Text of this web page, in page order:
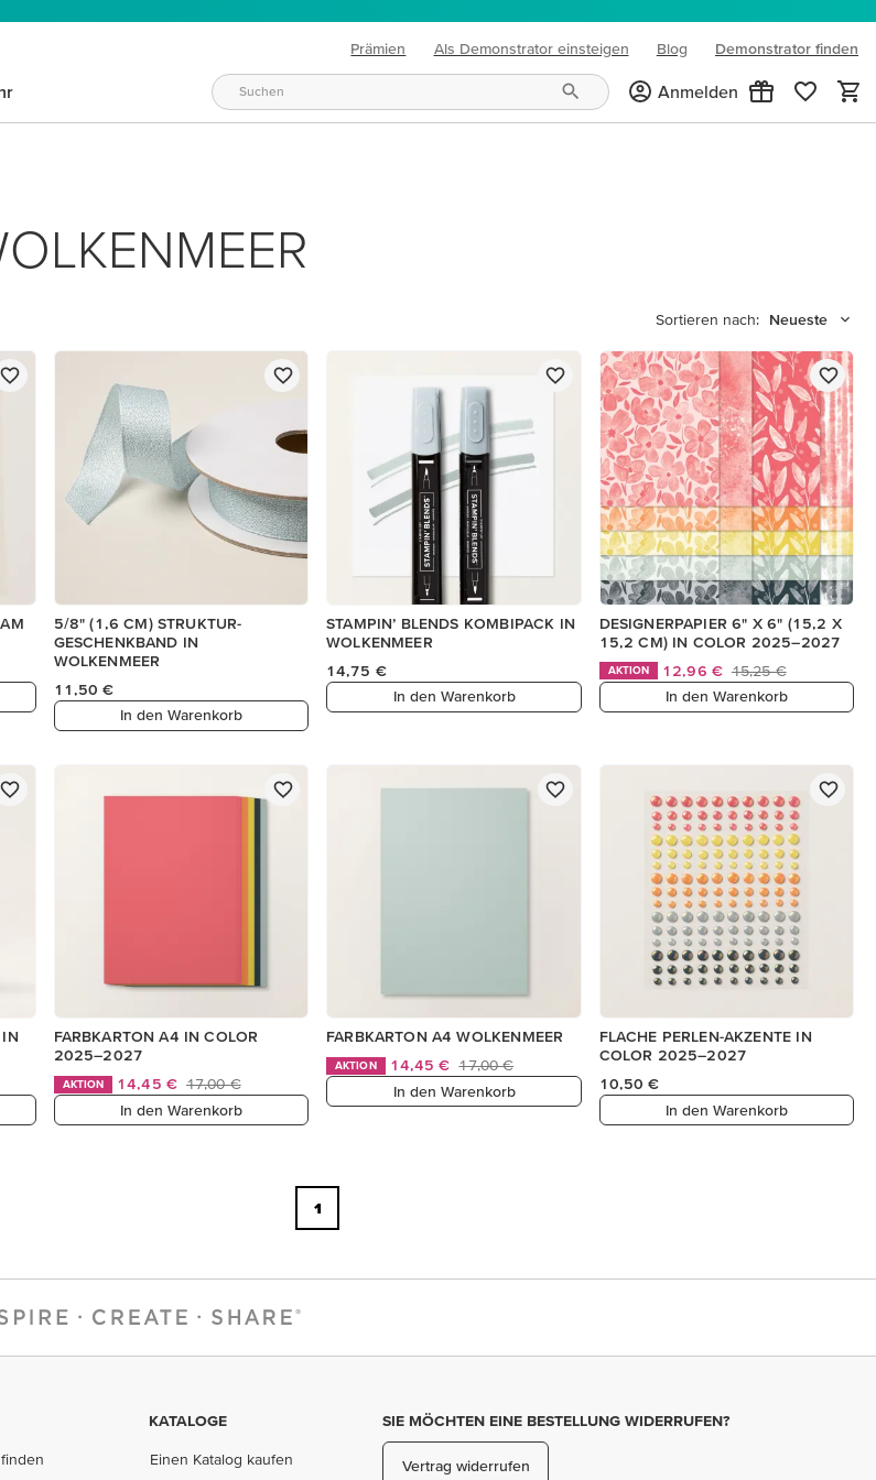
Prämien Als Demonstrator einsteigen Blog
(opens in new tab)
Demonstrator finden
Anmelden
Sortieren nach: Neueste
5/8" (1,6 CM) STRUKTUR-
GESCHENKBAND IN
WOLKENMEER
11,50 €
In den Warenkorb
STAMPIN’ BLENDS KOMBIPACK IN
WOLKENMEER
14,75 €
In den Warenkorb
DESIGNERPAPIER 6" X 6" (15,2 X
15,2 CM) IN COLOR 2025–2027
AKTION 12,96 € 15,25 €
In den Warenkorb
IN
FARBKARTON A4 IN COLOR
2025–2027
AKTION 14,45 € 17,00 €
In den Warenkorb
FARBKARTON A4 WOLKENMEER
AKTION 14,45 € 17,00 €
In den Warenkorb
FLACHE PERLEN-AKZENTE IN
COLOR 2025–2027
10,50 €
In den Warenkorb
1
KATALOGE
Einen Katalog kaufen
SIE MÖCHTEN EINE BESTELLUNG WIDERRUFEN?
Vertrag widerrufen